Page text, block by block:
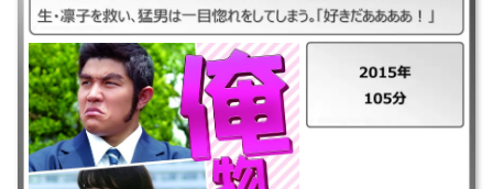
｜俺物語 ｜2015年 ｜105分 ｜猛男は高校生には見えない顔面と巨体､硬派
な日本男児｡好きになった女子はみな､親友の超イケメン・誠を好きに｡街
中で危機の女子高生・凛子を救い､猛男は一目惚れをしてしまう｡「好きだ
ああああ!」